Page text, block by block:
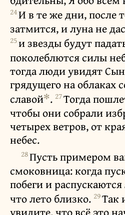
24И в те же дни, после
затмится, и луна не
25и звезды будут
поколеблются силы
тогда люди увидят
грядущего на облаках
славой✻. 27Тогда
чтобы они собрали
четырех ветров, от
небес.
28Пусть примером
смоковница: когда
побеги и
что лето близко. 29Так